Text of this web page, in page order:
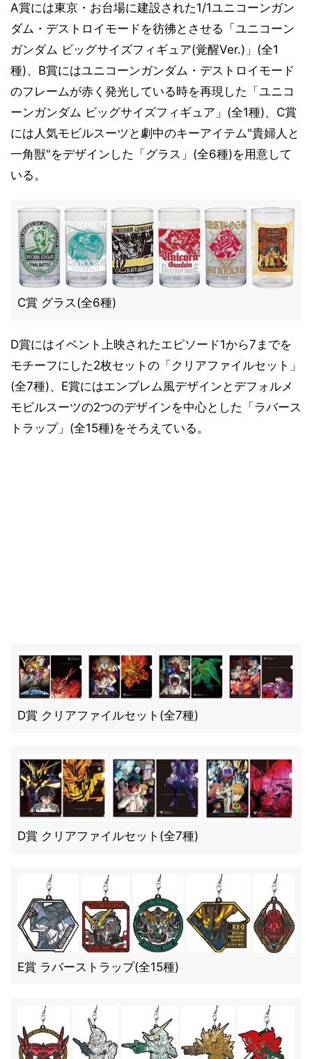
A賞には東京・お台場に建設された1/1ユニコーンガン
ダム・デストロイモードを彷彿とさせる「ユニコーン
ガンダム ビッグサイズフィギュア(覚醒Ver.)」(全1
種)、B賞にはユニコーンガンダム・デストロイモード
のフレームが赤く発光している時を再現した「ユニコ
ーンガンダム ビッグサイズフィギュア」(全1種)、C賞
には人気モビルスーツと劇中のキーアイテム"貴婦人と
一角獣"をデザインした「グラス」(全6種)を用意して
いる。
C賞 グラス(全6種)
D賞にはイベント上映されたエピソード1から7までを
モチーフにした2枚セットの「クリアファイルセット」
(全7種)、E賞にはエンブレム風デザインとデフォルメ
モビルスーツの2つのデザインを中心とした「ラバース
トラップ」(全15種)をそろえている。
D賞 クリアファイルセット(全7種)
D賞 クリアファイルセット(全7種)
E賞 ラバーストラップ(全15種)